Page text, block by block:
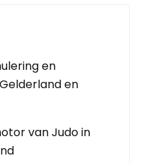
en
en
van Judo in